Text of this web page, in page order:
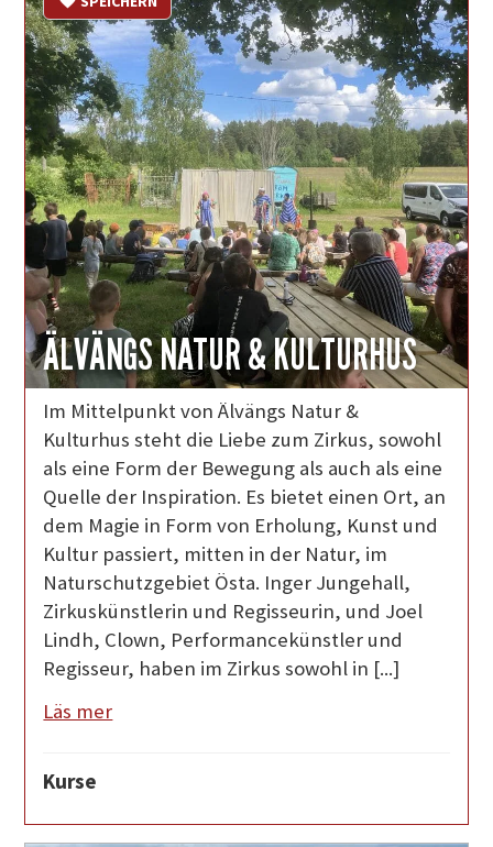
ÄLVÄNGS NATUR & KULTURHUS
Im Mittelpunkt von Älvängs Natur &
Kulturhus steht die Liebe zum Zirkus, sowohl
als eine Form der Bewegung als auch als eine
Quelle der Inspiration. Es bietet einen Ort, an
dem Magie in Form von Erholung, Kunst und
Kultur passiert, mitten in der Natur, im
Naturschutzgebiet Östa. Inger Jungehall,
Zirkuskünstlerin und Regisseurin, und Joel
Lindh, Clown, Performancekünstler und
Regisseur, haben im Zirkus sowohl in [...]
Läs mer
Kurse